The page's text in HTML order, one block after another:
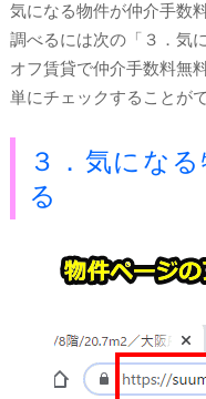
気になる物件が仲介手数
調べるには次の「３．気
オフ賃貸で仲介手数料無
単にチェックすることが
３．気にな
る